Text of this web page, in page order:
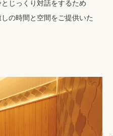
じっくり対話をするため
の時間と空間をご提供いた